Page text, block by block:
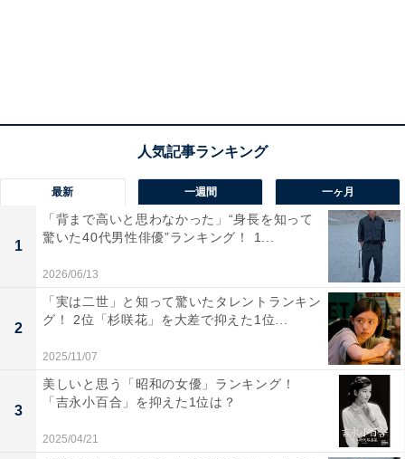
北海道・東北の高校生が選ぶ「勉強が面白いと
最新 一週間 一ヶ月
1
「背まで高いと思わなかった」“身長を知って
驚いた40代男性俳優”ランキング！ 1...
2026/06/13
2
「実は二世」と知って驚いたタレントランキン
グ！ 2位「杉咲花」を大差で抑えた1位...
2025/11/07
3
美しいと思う「昭和の女優」ランキング！
「吉永小百合」を抑えた1位は？
2025/04/21